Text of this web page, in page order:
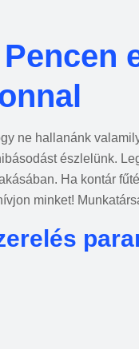
ne hallanánk
észlelünk.
Ha kontár
minket!